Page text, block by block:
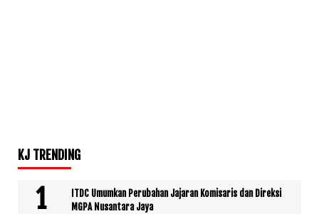
KJ TRENDING
ITDC Umumkan Perubahan Jajaran Komisaris dan Direksi
MGPA Nusantara Jaya